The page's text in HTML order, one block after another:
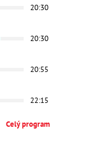
20:30
20:30
20:55
22:15
Celý program